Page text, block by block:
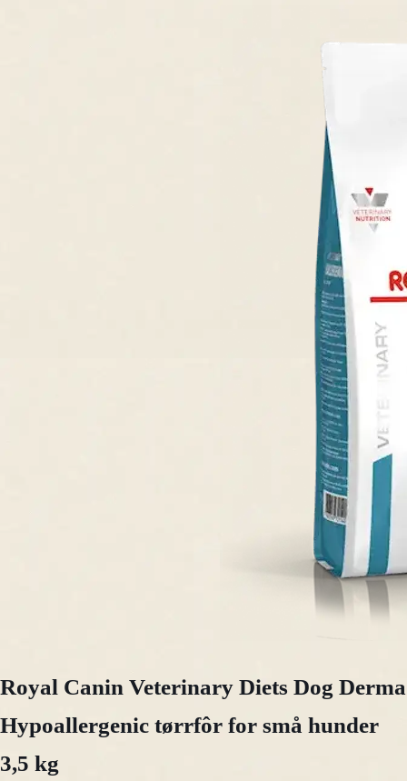
Royal Canin Veterinary Diets Dog Derma
Hypoallergenic tørrfôr for små hunder
3,5 kg